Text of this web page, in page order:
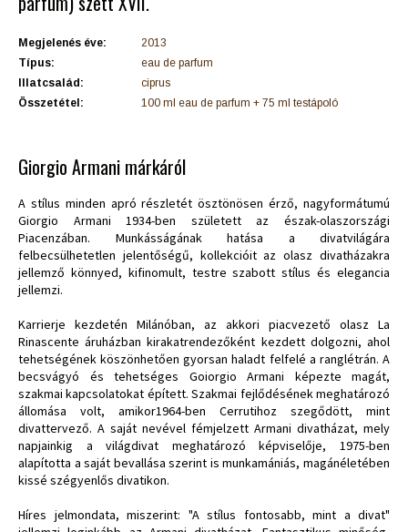
Megjelenés éve:
2013
Típus:
eau de parfum
Illatcsalád:
ciprus
Összetétel:
100 ml eau de parfum + 75 ml testápoló
Giorgio Armani márkáról
A stílus minden apró részletét ösztönösen érző, nagyformátumú
Giorgio Armani 1934-ben született az észak-olaszországi
Piacenzában. Munkásságának hatása a divatvilágára
felbecsülhetetlen jelentőségű, kollekcióit az olasz divatházakra
jellemző könnyed, kifinomult, testre szabott stílus és elegancia
jellemzi.
Karrierje kezdetén Milánóban, az akkori piacvezető olasz La
Rinascente áruházban kirakatrendezőként kezdett dolgozni, ahol
tehetségének köszönhetően gyorsan haladt felfelé a ranglétrán. A
becsvágyó és tehetséges Goiorgio Armani képezte magát,
szakmai kapcsolatokat épített. Szakmai fejlődésének meghatározó
állomása volt, amikor1964-ben Cerrutihoz szegődött, mint
divattervező. A saját nevével fémjelzett Armani divatházat, mely
napjainkig a világdivat meghatározó képviselője, 1975-ben
alapította a saját bevallása szerint is munkamániás, magánéletében
kissé szégyenlős divatikon.
Híres jelmondata, miszerint: "A stílus fontosabb, mint a divat"